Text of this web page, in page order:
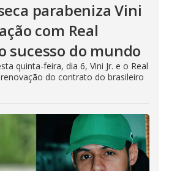
parabeniza Vini
com Real
sucesso do mundo
quinta-feira, dia 6, Vini Jr. e o Real
do contrato do brasileiro